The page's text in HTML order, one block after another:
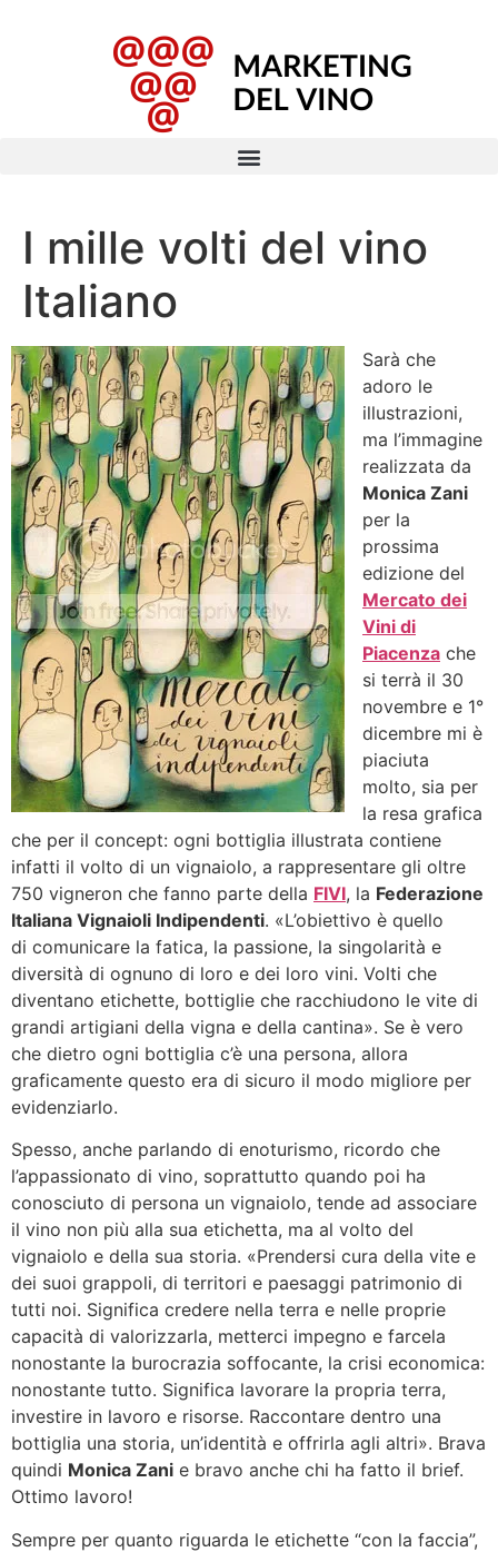
I mille volti del vino
Italiano
Sarà che
adoro le
illustrazioni,
ma l’immagine
realizzata da
Monica Zani
per la
prossima
edizione del
Mercato dei
Vini di
Piacenza che
si terrà il 30
novembre e 1°
dicembre mi è
piaciuta
molto, sia per
la resa grafica
che per il concept: ogni bottiglia illustrata contiene
infatti il volto di un vignaiolo, a rappresentare gli oltre
750 vigneron che fanno parte della FIVI, la Federazione
Italiana Vignaioli Indipendenti. «L’obiettivo è quello
di comunicare la fatica, la passione, la singolarità e
diversità di ognuno di loro e dei loro vini. Volti che
diventano etichette, bottiglie che racchiudono le vite di
grandi artigiani della vigna e della cantina». Se è vero
che dietro ogni bottiglia c’è una persona, allora
graficamente questo era di sicuro il modo migliore per
evidenziarlo.
Spesso, anche parlando di enoturismo, ricordo che
l’appassionato di vino, soprattutto quando poi ha
conosciuto di persona un vignaiolo, tende ad associare
il vino non più alla sua etichetta, ma al volto del
vignaiolo e della sua storia. «Prendersi cura della vite e
dei suoi grappoli, di territori e paesaggi patrimonio di
tutti noi. Significa credere nella terra e nelle proprie
capacità di valorizzarla, metterci impegno e farcela
nonostante la burocrazia soffocante, la crisi economica:
nonostante tutto. Significa lavorare la propria terra,
investire in lavoro e risorse. Raccontare dentro una
bottiglia una storia, un’identità e offrirla agli altri». Brava
quindi Monica Zani e bravo anche chi ha fatto il brief.
Ottimo lavoro!
Sempre per quanto riguarda le etichette “con la faccia”,